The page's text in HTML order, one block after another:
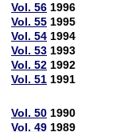
Vol. 56 1996
Vol. 55 1995
Vol. 54 1994
Vol. 53 1993
Vol. 52 1992
Vol. 51 1991
Vol. 50 1990
Vol. 49 1989